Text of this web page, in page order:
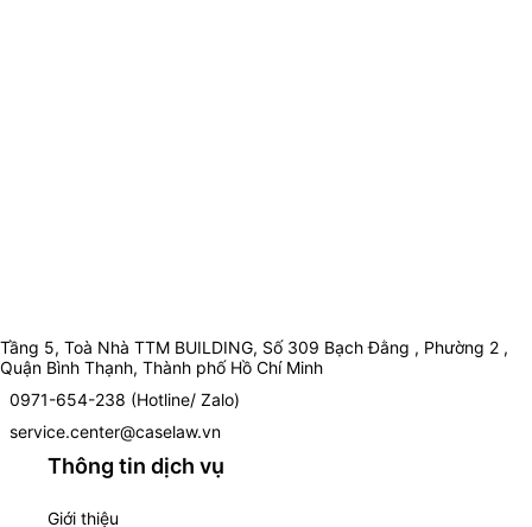
Tầng 5, Toà Nhà TTM BUILDING, Số 309 Bạch Đằng , Phường 2 ,
Quận Bình Thạnh, Thành phố Hồ Chí Minh
0971-654-238 (Hotline/ Zalo)
service.center@caselaw.vn
Thông tin dịch vụ
Giới thiệu